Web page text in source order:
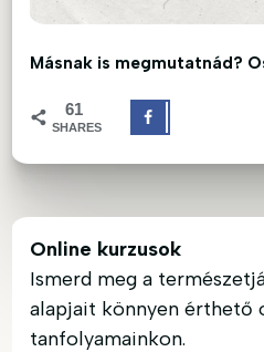
Másnak is megmutatnád?
61
SHARES
Online kurzusok
Ismerd meg a
alapjait könnyen érthető
tanfolyamainkon.